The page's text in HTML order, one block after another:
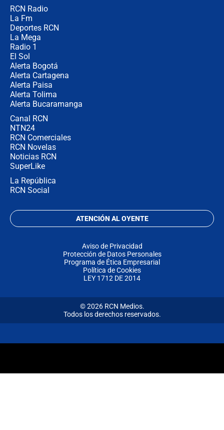
RCN Radio
La Fm
Deportes RCN
La Mega
Radio 1
El Sol
Alerta Bogotá
Alerta Cartagena
Alerta Paisa
Alerta Tolima
Alerta Bucaramanga
Canal RCN
NTN24
RCN Comerciales
RCN Novelas
Noticias RCN
SuperLike
La República
RCN Social
ATENCIÓN AL OYENTE
Aviso de Privacidad
Protección de Datos Personales
Programa de Ética Empresarial
Política de Cookies
LEY 1712 DE 2014
© 2026 RCN Medios.
Todos los derechos reservados.